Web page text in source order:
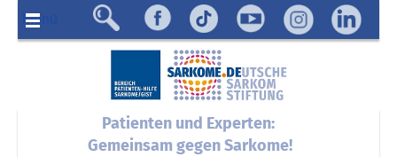
Menü
Patienten und Experten:
Gemeinsam gegen Sarkome!